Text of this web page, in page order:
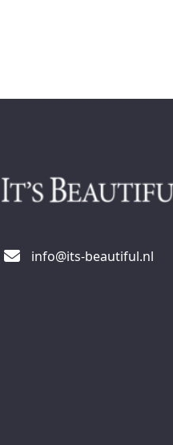
info@its-beautiful.nl